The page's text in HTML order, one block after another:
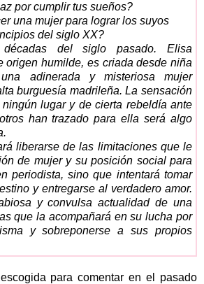
por cumplir tus sueños?
una mujer para lograr los suyos
del siglo XX?
décadas del siglo pasado. Elisa
origen humilde, es criada desde niña
adinerada y misteriosa mujer
burguesía madrileña. La sensación
lugar y de cierta rebeldía ante
han trazado para ella será algo
liberarse de las limitaciones que le
de mujer y su posición social para
periodista, sino que intentará tomar
y entregarse al verdadero amor.
y convulsa actualidad de una
que la acompañará en su lucha por
y sobreponerse a sus propios
para comentar en el pasado